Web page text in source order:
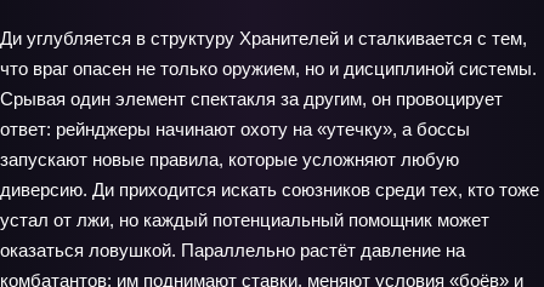
Ди углубляется в структуру Хранителей и сталкивается с тем,
что враг опасен не только оружием, но и дисциплиной системы.
Срывая один элемент спектакля за другим, он провоцирует
ответ: рейнджеры начинают охоту на «утечку», а боссы
запускают новые правила, которые усложняют любую
диверсию. Ди приходится искать союзников среди тех, кто тоже
устал от лжи, но каждый потенциальный помощник может
оказаться ловушкой. Параллельно растёт давление на
комбатантов: им поднимают ставки, меняют условия «боёв» и